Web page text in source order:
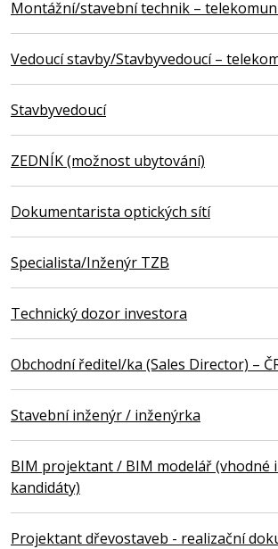
Montážní/stavební technik –
Vedoucí stavby/Stavbyvedoucí –
Stavbyvedoucí
ZEDNÍK (možnost ubytování)
Dokumentarista optických sítí
Specialista/Inženýr TZB
Technický dozor investora
Obchodní ředitel/ka (Sales Director) –
Stavební inženýr / inženýrka
BIM projektant / BIM modelář (vhodné
kandidáty)
Projektant dřevostaveb - realizační